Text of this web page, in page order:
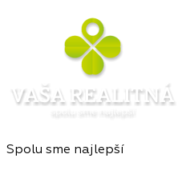
Spolu sme najlepší